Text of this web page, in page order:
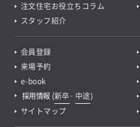
注文住宅お役立ちコラム
スタッフ紹介
会員登録
来場予約
e-book
採用情報 (新卒･ 中途)
サイトマップ